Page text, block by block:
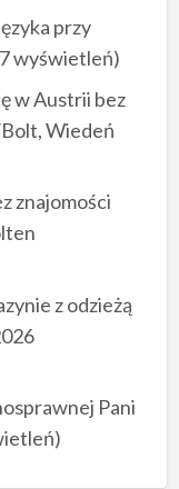
przy
wyświetleń)
w Austrii bez
Wiedeń
znajomości
z odzieżą
Pani